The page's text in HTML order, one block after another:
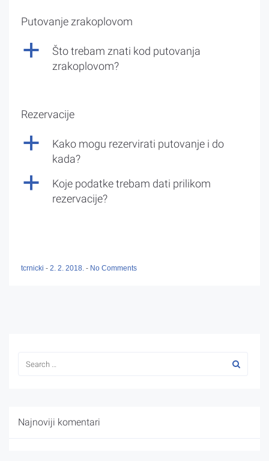
Putovanje zrakoplovom
a
Što trebam znati kod putovanja
zrakoplovom?
Rezervacije
a
Kako mogu rezervirati putovanje i do
kada?
a
Koje podatke trebam dati prilikom
rezervacije?
tcrnicki - 2. 2. 2018. - No Comments
Najnoviji komentari